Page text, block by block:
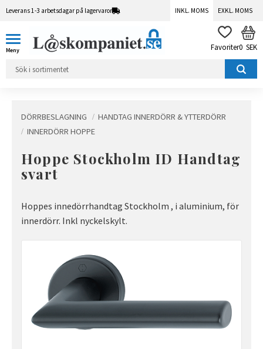
Leverans 1-3 arbetsdagar på lagervaror INKL. MOMS EXKL. MOMS
FAVORITER
0 SEK
DÖRRBESLAGNING
HANDTAG INNERDÖRR & YTTERDÖRR
INNERDÖRR HOPPE
Hoppe Stockholm ID Handtag
svart
Hoppes innedörrhandtag Stockholm , i aluminium, för
innerdörr. Inkl nyckelskylt.